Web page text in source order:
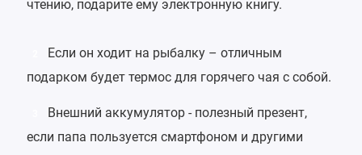
чтению, подарите ему электронную книгу.
Если он ходит на рыбалку – отличным
подарком будет термосдля горячего чая с собой.
Внешний аккумулятор - полезный презент,
если папа пользуется смартфоном и другими